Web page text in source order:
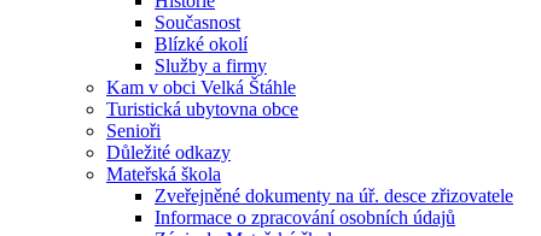
Současnost
Blízké okolí
Služby a firmy
Kam v obci Velká Štáhle
Turistická ubytovna obce
Senioři
Důležité odkazy
Mateřská škola
Zveřejněné dokumenty na úř. desce zřizovatele
Informace o zpracování osobních údajů